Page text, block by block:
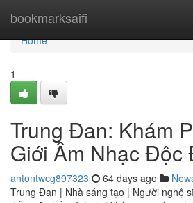
bookmarksaifi
Home
Home
1
Trung Đan: Khám
Giới Âm Nhạc Độc
antontwcg897323 64 days ago
Trung Đan | Nhà sáng tạo | Người nghệ